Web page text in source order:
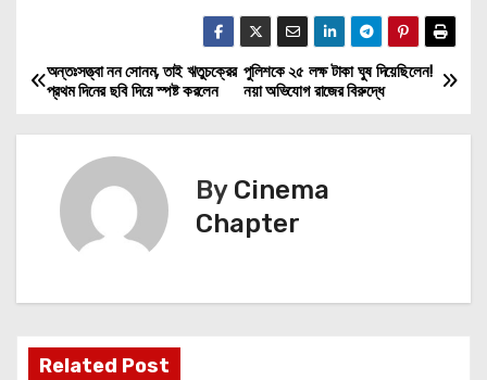
P
o
a
v
পুলিশকে ২৫ লক্ষ টাকা ঘুষ দিয়েছিলেন!
নয়া অভিযোগ রাজের বিরুদ্ধে
অন্তঃসত্ত্বা নন সোনম, তাই ঋতুচক্রের
প্রথম দিনের ছবি দিয়ে স্পষ্ট করলেন
By Cinema
Chapter
Related Post